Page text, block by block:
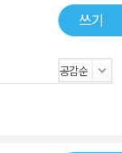
쓰기